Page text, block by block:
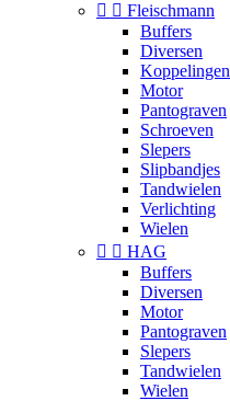
  Fleischmann
Buffers
Diversen
Koppelingen
Motor
Pantograven
Schroeven
Slepers
Slipbandjes
Tandwielen
Verlichting
Wielen
  HAG
Buffers
Diversen
Motor
Pantograven
Slepers
Tandwielen
Wielen